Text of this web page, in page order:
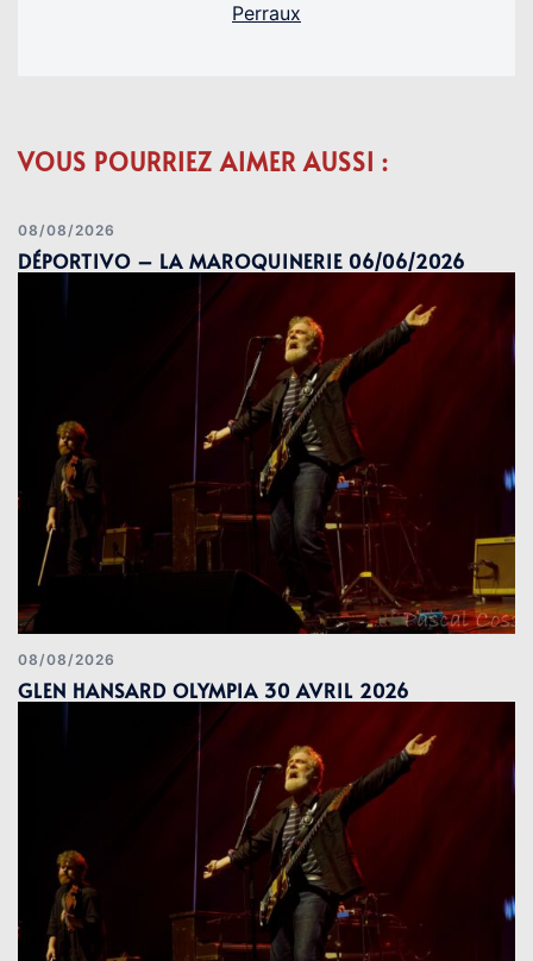
Perraux
VOUS POURRIEZ AIMER AUSSI :
08/08/2026
DÉPORTIVO – LA MAROQUINERIE 06/06/2026
08/08/2026
GLEN HANSARD OLYMPIA 30 AVRIL 2026